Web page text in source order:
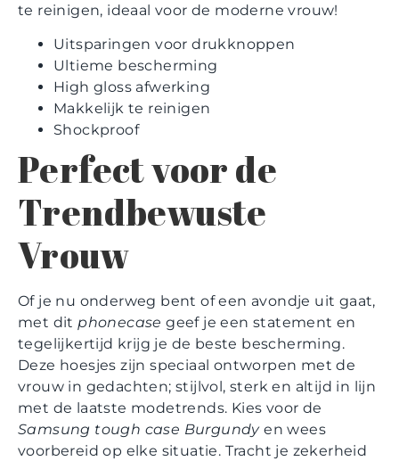
te reinigen, ideaal voor de moderne vrouw!
Uitsparingen voor drukknoppen
Ultieme bescherming
High gloss afwerking
Makkelijk te reinigen
Shockproof
Perfect voor de
Trendbewuste
Vrouw
Of je nu onderweg bent of een avondje uit gaat,
met ditphonecase geef je een statement en
tegelijkertijd krijg je de beste bescherming.
Deze hoesjes zijn speciaal ontworpen met de
vrouw in gedachten; stijlvol, sterk en altijd in lijn
met de laatste modetrends. Kies voor de
Samsung tough case Burgundyen wees
voorbereid op elke situatie. Tracht je zekerheid